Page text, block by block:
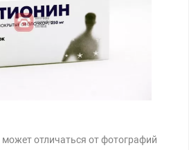
отличаться от фотографий